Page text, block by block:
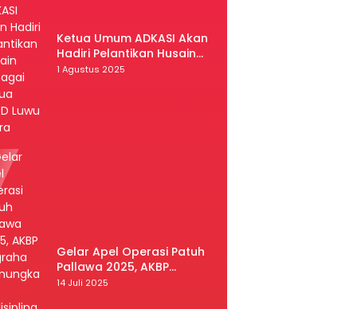
Ketua Umum ADKASI Akan
Hadiri Pelantikan Husain
Sebagai Ketua DPRD Luwu
1 Agustus 2025
Gelar Apel Operasi Patuh
Pallawa 2025, AKBP
Nugraha Pamungkas:
14 Juli 2025